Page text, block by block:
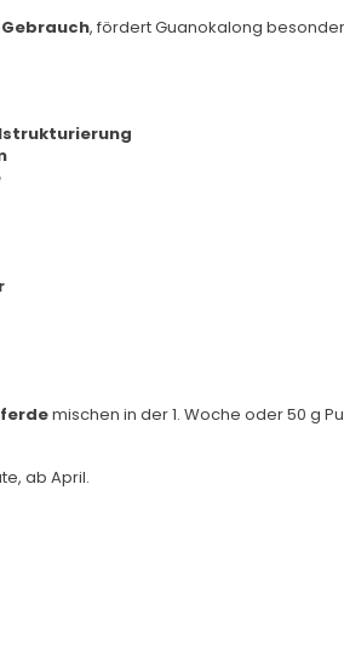
, fördert Guanokalong
mischen in der 1. Woche oder 50 g
ab April.